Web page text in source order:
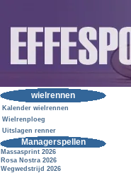
wielrennen
Kalender wielrennen
Wielrenploeg
Uitslagen renner
Managerspellen
Massasprint 2026
Rosa Nostra 2026
Wegwedstrijd 2026